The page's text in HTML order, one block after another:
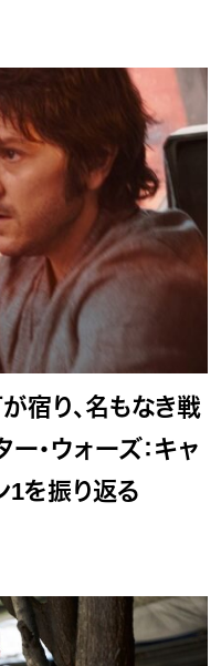
宿り、名もなき戦
・ウォーズ：キャ
1を振り返る